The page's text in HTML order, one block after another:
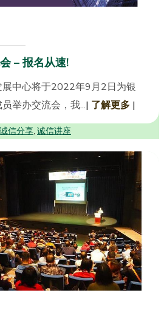
– 报名从速!
中心将于2022年9月2日为银
举办交流会，我...| 了解更多 |
诚信分享, 诚信讲座